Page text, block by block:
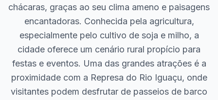
chácaras, graças ao seu clima ameno e paisagens
encantadoras. Conhecida pela agricultura,
especialmente pelo cultivo de soja e milho, a
cidade oferece um cenário rural propício para
festas e eventos. Uma das grandes atrações é a
proximidade com a Represa do Rio Iguaçu, onde
visitantes podem desfrutar de passeios de barco